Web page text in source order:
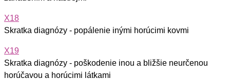
X18
Skratka diagnózy - popálenie inými horúcimi kovmi
X19
Skratka diagnózy - poškodenie inou a bližšie neurčenou
horúčavou a horúcimi látkami